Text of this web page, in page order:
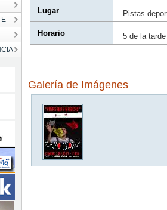
Lugar Pistas
Horario 5 de la tarde
Galería de Imágenes